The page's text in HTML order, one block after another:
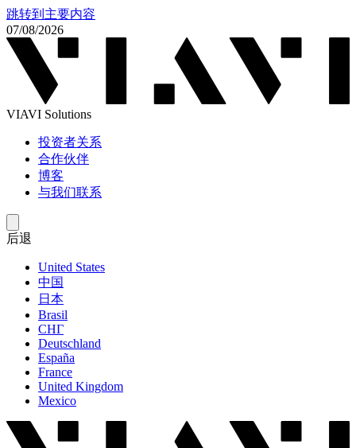
跳转到主要内容
07/08/2026
VIAVI Solutions
投资者关系
合作伙伴
博客
与我们联系
后退
United States
中国
日本
Brasil
СНГ
Deutschland
España
France
United Kingdom
Mexico